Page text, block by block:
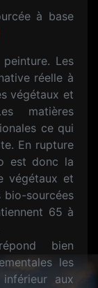
à base
Les
réelle à
végétaux et
matières
ce qui
En rupture
est donc la
végétaux et
bio-sourcées
65 à
bien
les
aux